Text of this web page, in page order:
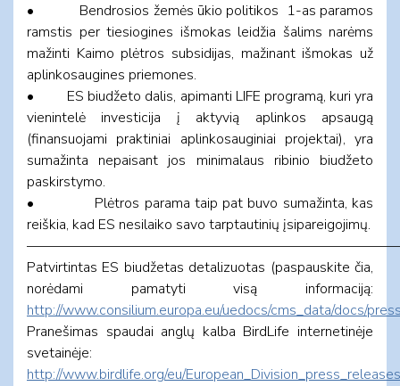
• Bendrosios žemės ūkio politikos 1-as paramos
ramstis per tiesiogines išmokas leidžia šalims narėms
mažinti Kaimo plėtros subsidijas, mažinant išmokas už
aplinkosaugines priemones.
• ES biudžeto dalis, apimanti LIFE programą, kuri yra
vienintelė investicija į aktyvią aplinkos apsaugą
(finansuojami praktiniai aplinkosauginiai projektai), yra
sumažinta nepaisant jos minimalaus ribinio biudžeto
paskirstymo.
• Plėtros parama taip pat buvo sumažinta, kas
reiškia, kad ES nesilaiko savo tarptautinių įsipareigojimų.
Patvirtintas ES biudžetas detalizuotas (paspauskite čia,
norėdami pamatyti visą informaciją:
http://www.consilium.europa.eu/uedocs/cms_data/docs/
Pranešimas spaudai anglų kalba BirdLife internetinėje
svetainėje:
http://www.birdlife.org/eu/